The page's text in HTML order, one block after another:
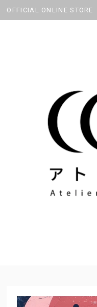
OFFICIAL ONLINE STORE